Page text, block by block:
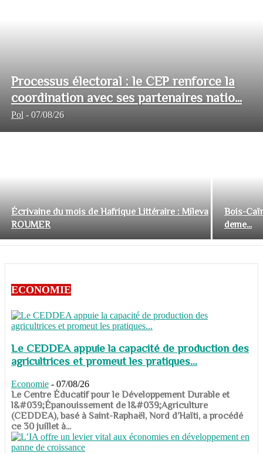
Processus électoral : le CEP renforce la
coordination avec ses partenaires natio...
Pol - 07/08/26
Écrivaine du mois de Hafrique Littéraire : Mileva
ROUMER
Bois-
deme...
ECONOMIE
Le CEDDEA appuie la capacité de production des
agricultrices et promeut les pratiques...
Economie - 07/08/26
​​​​​​​Le Centre Éducatif pour le Développement Durable et
l&#039;Épanouissement de l&#039;Agriculture
(CEDDEA), basé à Saint-Raphaël, Nord d’Haïti, a procédé
ce 30 juillet à...